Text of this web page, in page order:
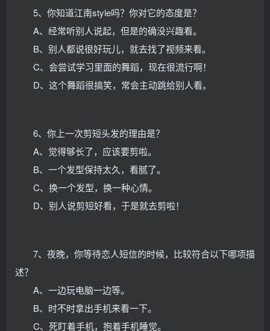
5、你知道江南style吗？你对它的态度是？
A、经常听别人说起，但是的确没兴趣看。
B、别人都说很好玩儿，就去找了视频来看。
C、会尝试学习里面的舞蹈，现在很流行啊！
D、这个舞蹈很搞笑，常会主动跳给别人看。
6、你上一次剪短头发的理由是？
A、觉得够长了，应该要剪啦。
B、一个发型保持太久，看腻了。
C、换一个发型，换一种心情。
D、别人说剪短好看，于是就去剪啦！
7、夜晚，你等待恋人短信的时候，比较符合以下哪项描
述？
A、一边玩电脑一边等。
B、时不时拿出手机来看一下。
C、死盯着手机，抱着手机睡觉。